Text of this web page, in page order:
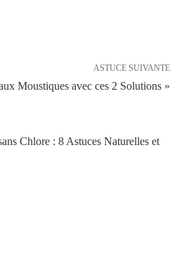
ASTUCE SUIVANTE
Moustiques avec ces 2 Solutions »
Chlore : 8 Astuces Naturelles et